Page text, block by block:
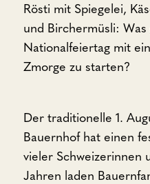
Rösti mit Spiegelei,
und Birchermüsli:
Nationalfeiertag mit
Zmorge zu starten?
Der traditionelle 1.
Bauernhof hat einen
vieler Schweizerinnen
Jahren laden